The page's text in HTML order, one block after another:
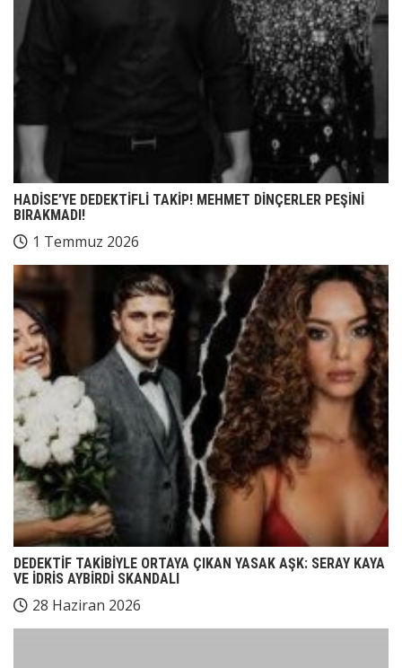
HADİSE’YE DEDEKTİFLİ TAKİP! MEHMET DİNÇERLER PEŞİNİ
BIRAKMADI!
1 Temmuz 2026
DEDEKTİF TAKİBİYLE ORTAYA ÇIKAN YASAK AŞK: SERAY KAYA
VE İDRİS AYBİRDİ SKANDALI
28 Haziran 2026